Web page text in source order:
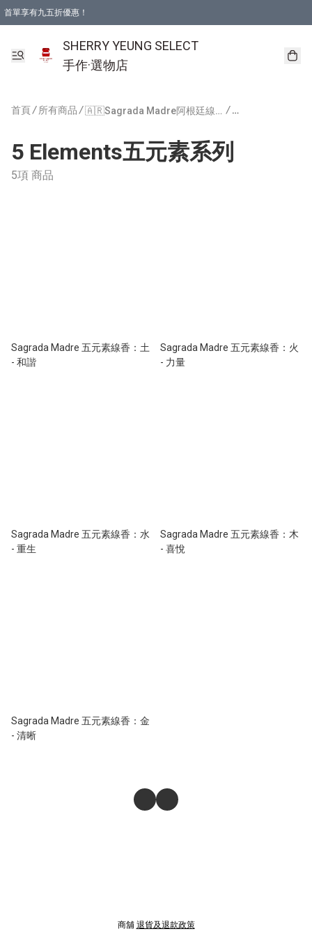
首單享有九五折優惠！
SHERRY YEUNG SELECT
手作·選物店
首頁/ 所有商品 / 🇦🇷Sagrada Madre阿根廷線香 /
5 Elements五元素系列
5項 商品
Sagrada Madre 五元素線香：土
- 和諧
Sagrada Madre 五元素線香：火
- 力量
Sagrada Madre 五元素線香：水
- 重生
Sagrada Madre 五元素線香：木
- 喜悅
Sagrada Madre 五元素線香：金
- 清晰
商舖 退貨及退款政策